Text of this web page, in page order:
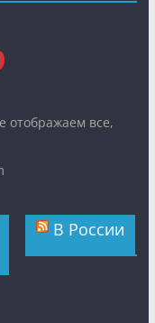
отображаем все,
В России